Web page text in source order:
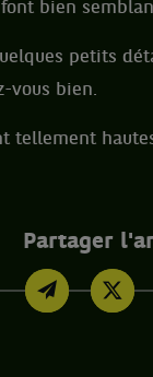
bien
petits
vous bien.
tellement
Partager